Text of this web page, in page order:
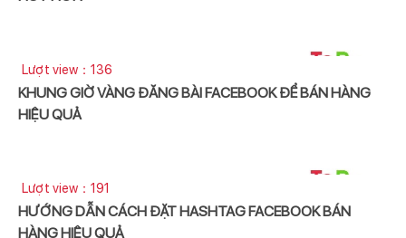
Lượt view：136
KHUNG GIỜ VÀNG ĐĂNG BÀI FACEBOOK ĐỂ BÁN HÀNG
HIỆU QUẢ
Lượt view：191
HƯỚNG DẪN CÁCH ĐẶT HASHTAG FACEBOOK BÁN
HÀNG HIỆU QUẢ